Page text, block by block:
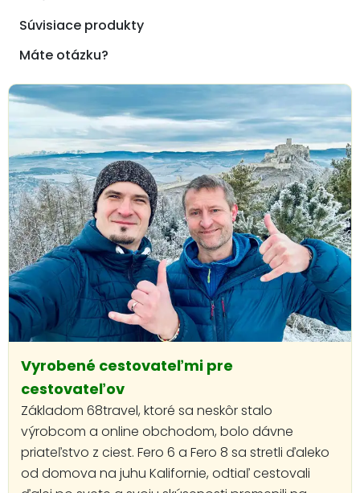
Súvisiace produkty
Máte otázku?
Vyrobené cestovateľmi pre
cestovateľov
Základom 68travel, ktoré sa neskôr stalo
výrobcom a online obchodom, bolo dávne
priateľstvo z ciest. Fero 6 a Fero 8 sa stretli ďaleko
od domova na juhu Kalifornie, odtiaľ cestovali